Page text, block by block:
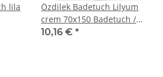
lila
Özdilek Badetuch Lilyum
crem 70x150 Badetuch /
Badetücher
10,16 € *